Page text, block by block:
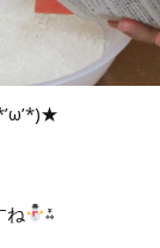
ね ⁂